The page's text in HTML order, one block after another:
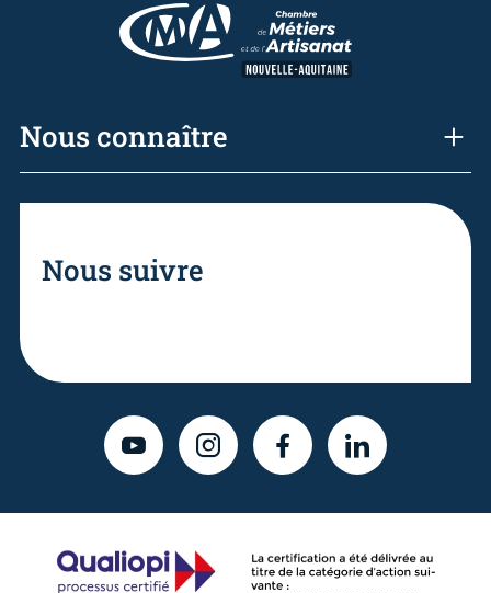
Nous connaître
Nous suivre
YOUTUBEINSTAGRAMFACEBOOKLINKEDIN